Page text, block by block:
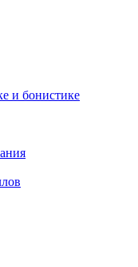
и бонистике